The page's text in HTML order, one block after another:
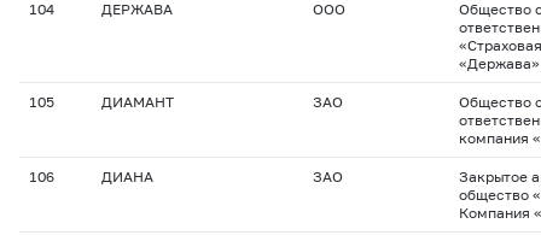
104 ДЕРЖАВА ООО
Общество
«Держава»
105 ДИАМАНТ ЗАО
Общество
компания
106 ДИАНА ЗАО
Закрытое
общество
Компания